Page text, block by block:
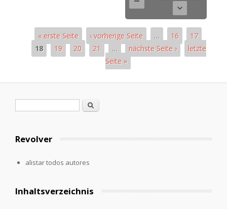
« erste Seite ‹ vorherige Seite … 16
17
18
19 20 21 … nächste Seite ›
letzte
Seite »
Formulario de búsqueda
Buscar
Revolver
alistar todos autores
Inhaltsverzeichnis